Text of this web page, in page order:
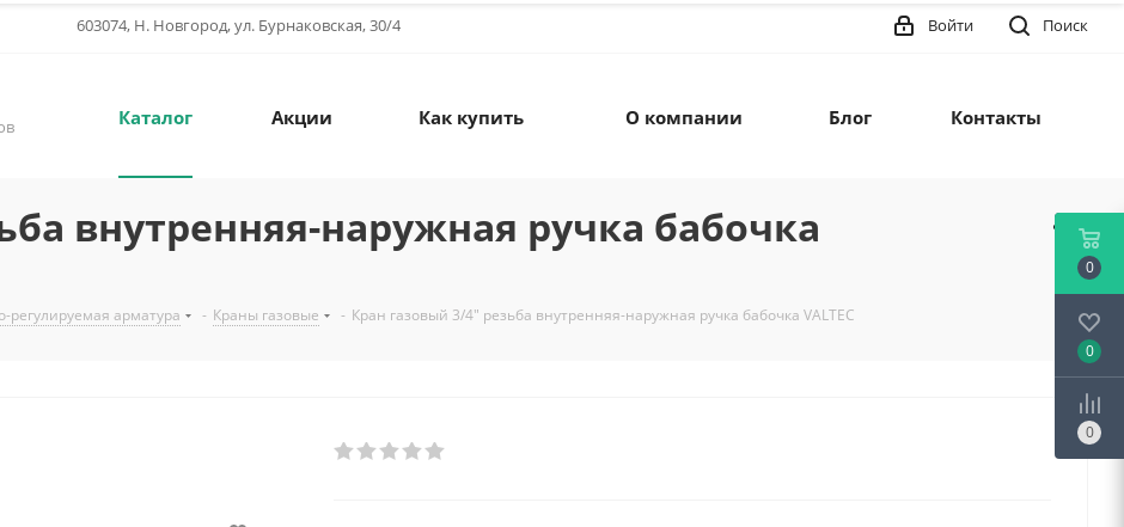
603074, Н. Новгород, ул. Бурнаковская, 30/4 Поиск
Войти
Каталог Акции Как купить О компании Блог Контакты
внутренняя-наружная ручка бабочка
регулируемая арматура - Краны газовые - Кран газовый 3/4" резьба внутренняя-наружная ручка бабочка VALTEC
0
0
0